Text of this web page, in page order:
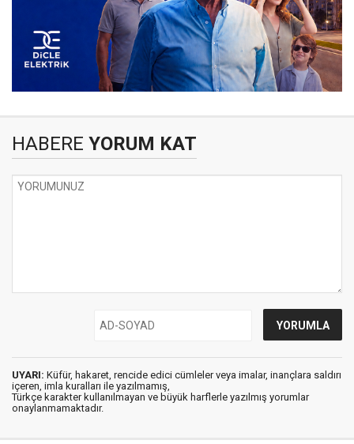
HABERE YORUM KAT
UYARI: Küfür, hakaret, rencide edici cümleler veya imalar, inançlara saldırı
içeren, imla kuralları ile yazılmamış,
Türkçe karakter kullanılmayan ve büyük harflerle yazılmış yorumlar
onaylanmamaktadır.